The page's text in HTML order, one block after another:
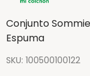
Conjunto
Espuma
SKU: 100500100122